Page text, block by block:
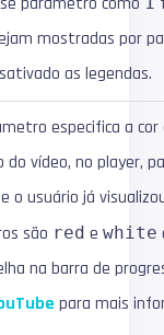
mostradas por
as legendas.
especifica a
do vídeo, no player,
o usuário já
são red ewhite
na barra de
para mais